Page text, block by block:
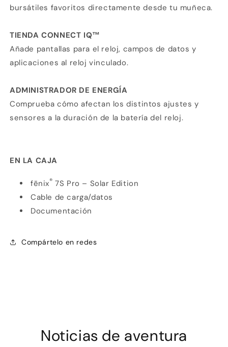
bursátiles favoritos directamente desde tu muñeca.
TIENDA CONNECT IQ™
Añade pantallas para el reloj, campos de datos y
aplicaciones al reloj vinculado.
ADMINISTRADOR DE ENERGÍA
Comprueba cómo afectan los distintos ajustes y
sensores a la duración de la batería del reloj.
EN LA CAJA
fēnix® 7S Pro – Solar Edition
Cable de carga/datos
Documentación
Compártelo en redes
Noticias de aventura